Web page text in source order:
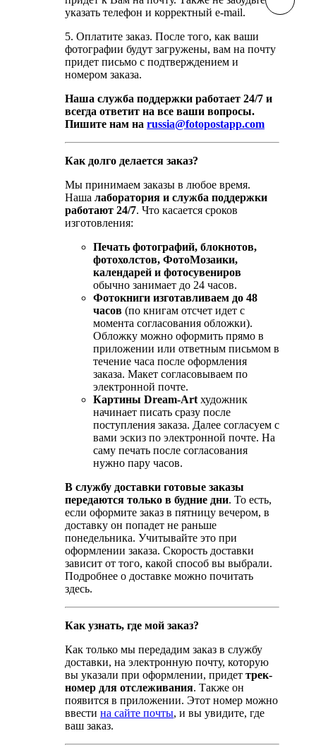
указать телефон и корректный e-mail.
5. Оплатите заказ. После того, как ваши
фотографии будут загружены, вам на почту
придет письмо с подтверждением и
номером заказа.
Наша служба поддержки работает 24/7 и
всегда ответит на все ваши вопросы.
Пишите нам на russia@fotopostapp.com
Как долго делается заказ?
Мы принимаем заказы в любое время.
Наша лаборатория и служба поддержки
работают 24/7. Что касается сроков
изготовления:
Печать фотографий, блокнотов,
фотохолстов, ФотоМозаики,
календарей и фотосувениров
обычно занимает до 24 часов.
Фотокниги изготавливаем до 48
часов (по книгам отсчет идет с
момента согласования обложки).
Обложку можно оформить прямо в
приложении или ответным письмом в
течение часа после оформления
заказа. Макет согласовываем по
электронной почте.
Картины Dream-Art художник
начинает писать сразу после
поступления заказа. Далее согласуем с
вами эскиз по электронной почте. На
саму печать после согласования
нужно пару часов.
В службу доставки готовые заказы
передаются только в будние дни. То есть,
если оформите заказ в пятницу вечером, в
доставку он попадет не раньше
понедельника. Учитывайте это при
оформлении заказа. Скорость доставки
зависит от того, какой способ вы выбрали.
Подробнее о доставке можно почитать
здесь.
Как узнать, где мой заказ?
Как только мы передадим заказ в службу
доставки, на электронную почту, которую
вы указали при оформлении, придет трек-
номер для отслеживания. Также он
появится в приложении. Этот номер можно
ввести на сайте почты, и вы увидите, где
ваш заказ.